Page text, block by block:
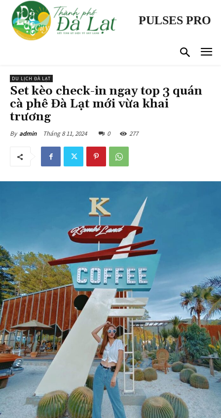
PULSES PRO
DU LỊCH ĐÀ LẠT
Set kèo check-in ngay top 3 quán
cà phê Đà Lạt mới vừa khai
trương
By admin Tháng 8 11, 2024 0 277